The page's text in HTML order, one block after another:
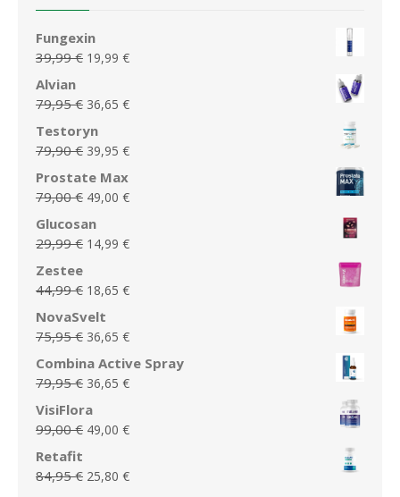
Fungexin
39,99€ Le
initial
était :
39,99 €.
19,99 €Le
actuel
Alvian
79,95€ Le
initial
était :
79,95 €.
36,65 €Le
actuel
Testoryn
79,90€ Le
prix
initial
était :
79,90 €.
39,95 €Le
actuel
Prostate Max
79,00€ Le
initial
était :
49,00 €Le
actuel
Glucosan
29,99€ Le
initial
était :
29,99 €.
14,99 €Le
actuel
Zestee
44,99€ Le
prix
initial
était :
44,99 €.
18,65 €Le
actuel
18,65 €.
NovaSvelt
75,95€ Le
prix
initial
était :
75,95 €.
36,65 €Le
prix
actuel
Combina Active Spray
79,95€ Le
initial
était :
36,65 €Le
actuel
VisiFlora
99,00€ Le
initial
était :
49,00 €Le
actuel
Retafit
84,95€ Le
25,80 €Le